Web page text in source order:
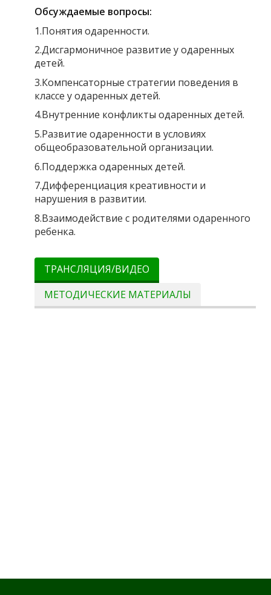
Обсуждаемые вопросы:
1.Понятия одаренности.
2.Дисгармоничное развитие у одаренных
детей.
3.Компенсаторные стратегии поведения в
классе у одаренных детей.
4.Внутренние конфликты одаренных детей.
5.Развитие одаренности в условиях
общеобразовательной организации.
6.Поддержка одаренных детей.
7.Дифференциация креативности и
нарушения в развитии.
8.Взаимодействие с родителями одаренного
ребенка.
ТРАНСЛЯЦИЯ/ВИДЕО
МЕТОДИЧЕСКИЕ МАТЕРИАЛЫ